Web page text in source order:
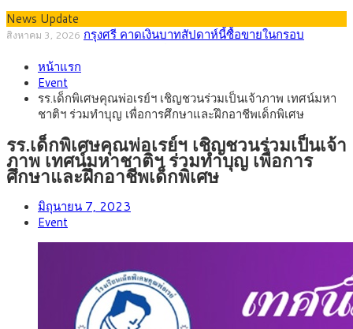
News Update
สิงหาคม 1, 2026 “เอกนิติ” เปิดเครื่องยนต์เศรษฐกิจใหม่ของไทย เดิน
ลายการ์ตูน กรมศุลกากร เตือนผู้ปกครองเฝ้าระวัง หลังยึดล็อตใหญ่
จากเยอรมนี
กรกฎาคม 27, 2026
2569) ซื้อขายในกรอบ 33.40-34.00 มองเฟดคงดอกเบี้ย
สิงหาคม 5, 2026
หน้ารถไฟฟ้าสงขลา โมโนเรล 12.54 กม. เชื่อมเมืองหาดใหญ่
สิงหาคม 4, 2026 สธ.ชี้ รพ.รัฐแบกรับผู้ป่วยบัตรทอง 87% แต่ได้งบราย
หัวเพียง 2,618 บาท เสนอทบทวนจัดสรรงบให้สอดคล้องภาระงาน
สิงหาคม 3, 2026 กรุงศรี คาดเงินบาทสัปดาห์นี้ซื้อขายในกรอบ
33.00-33.60 ติดตามข้อมูลจ้างงานสหรัฐฯ
หน้าแรก
Event
รร.เด็กพิเศษคุณพ่อเรย์ฯ เชิญชวนร่วมเป็นเจ้าภาพ เทศน์มหา
ชาติฯ ร่วมทำบุญ เพื่อการศึกษาและฝึกอาชีพเด็กพิเศษ
รร.เด็กพิเศษคุณพ่อเรย์ฯ เชิญชวนร่วมเป็นเจ้า
ภาพ เทศน์มหาชาติฯ ร่วมทำบุญ เพื่อการ
ศึกษาและฝึกอาชีพเด็กพิเศษ
มิถุนายน 7, 2023
Event